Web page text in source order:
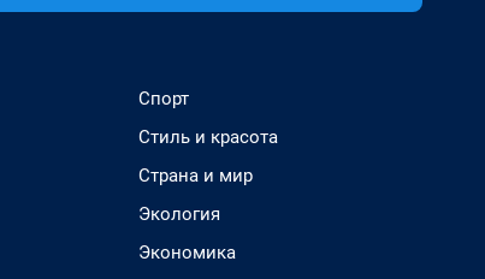
Спорт
Стиль и красота
Страна и мир
Экология
Экономика